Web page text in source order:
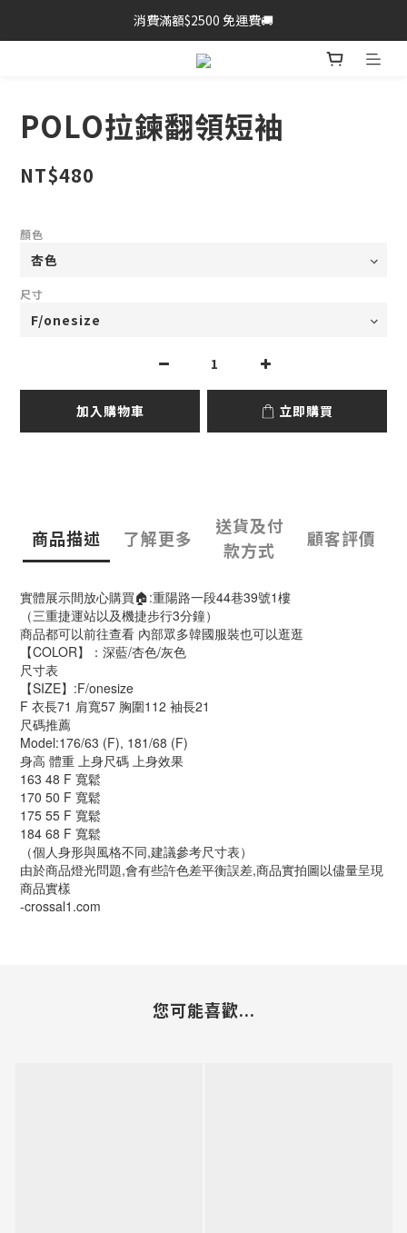
消費滿額$2500 免運費🚚
POLO拉鍊翻領短袖
NT$480
顏色
尺寸
加入購物車 立即購買
商品描述 了解更多
送貨及付
款方式
顧客評價
實體展示間放心購買🏠:重陽路一段44巷39號1樓
（三重捷運站以及機捷步行3分鐘）
商品都可以前往查看 內部眾多韓國服裝也可以逛逛
【COLOR】：深藍/杏色/灰色
尺寸表
【SIZE】:F/onesize
F 衣長71 肩寬57 胸圍112 袖長21
尺碼推薦
Model:176/63 (F), 181/68 (F)
身高 體重 上身尺碼 上身效果
163 48 F 寬鬆
170 50 F 寬鬆
175 55 F 寬鬆
184 68 F 寬鬆
（個人身形與風格不同,建議參考尺寸表）
由於商品燈光問題,會有些許色差平衡誤差,商品實拍圖以儘量呈現
商品實樣
-crossal1.com
您可能喜歡...